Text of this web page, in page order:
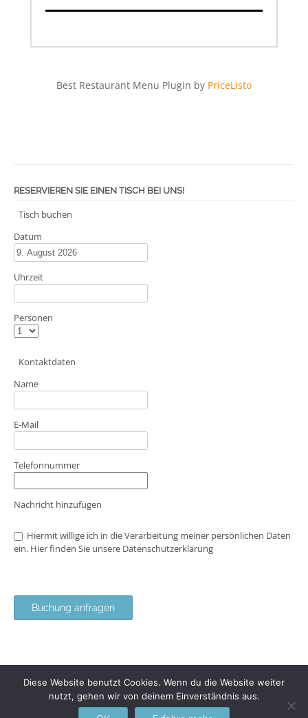
Best Restaurant Menu Plugin by PriceListo
RESERVIEREN SIE EINEN TISCH BEI UNS!
Tisch buchen
Datum
Uhrzeit
Personen
Kontaktdaten
Name
E-Mail
Telefonnummer
Nachricht hinzufügen
ein. Hier finden Sie unsere Datenschutzerklärung
Buchung anfragen
Diese Website benutzt Cookies. Wenn du die Website weiter
nutzt, gehen wir von deinem Einverständnis aus.